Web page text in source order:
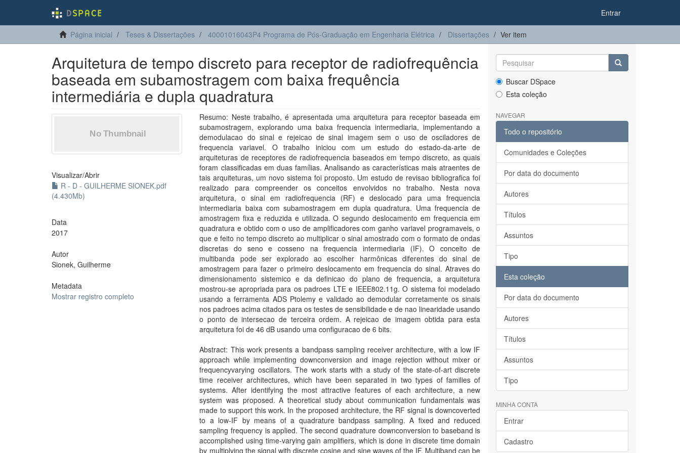
Entrar
Página inicial Teses & Dissertações 40001016043P4 Programa de Pós-Graduação em Engenharia Elétrica Dissertações Ver item
Arquitetura de tempo discreto para receptor de radiofrequência
baseada em subamostragem com baixa frequência
intermediária e dupla quadratura
Visualizar/Abrir
R - D - GUILHERME SIONEK.pdf
(4.430Mb)
Data
2017
Autor
Sionek, Guilherme
Metadata
Mostrar registro completo
Resumo: Neste trabalho, é apresentada uma arquitetura para receptor baseada em
subamostragem, explorando uma baixa frequencia intermediaria, implementando a
demodulacao do sinal e rejeicao de sinal imagem sem o uso de osciladores de
frequencia variavel. O trabalho iniciou com um estudo do estado-da-arte de
arquiteturas de receptores de radiofrequencia baseados em tempo discreto, as quais
foram classificadas em duas famílias. Analisando as características mais atraentes de
tais arquiteturas, um novo sistema foi proposto. Um estudo de revisao bibliografica foi
realizado para compreender os conceitos envolvidos no trabalho. Nesta nova
arquitetura, o sinal em radiofrequencia (RF) e deslocado para uma frequencia
intermediaria baixa com subamostragem em dupla quadratura. Uma frequencia de
amostragem fixa e reduzida e utilizada. O segundo deslocamento em frequencia em
quadratura e obtido com o uso de amplificadores com ganho variavel programaveis, o
que e feito no tempo discreto ao multiplicar o sinal amostrado com o formato de ondas
discretas do seno e cosseno na frequencia intermediaria (IF). O conceito de
multibanda pode ser explorado ao escolher harmônicas diferentes do sinal de
amostragem para fazer o primeiro deslocamento em frequencia do sinal. Atraves do
dimensionamento sistemico e da definicao do plano de frequencia, a arquitetura
mostrou-se apropriada para os padroes LTE e IEEE802.11g. O sistema foi modelado
usando a ferramenta ADS Ptolemy e validado ao demodular corretamente os sinais
nos padroes acima citados para os testes de sensibilidade e de nao linearidade usando
o ponto de intersecao de terceira ordem. A rejeicao de imagem obtida para esta
arquitetura foi de 46 dB usando uma configuracao de 6 bits.
Abstract: This work presents a bandpass sampling receiver architecture, with a low IF
approach while implementing downconversion and image rejection without mixer or
frequencyvarying oscillators. The work starts with a study of the state-of-art discrete
time receiver architectures, which have been separated in two types of families of
systems. After identifying the most attractive features of each architecture, a new
system was proposed. A theoretical study about communication fundamentals was
made to support this work. In the proposed architecture, the RF signal is downcoverted
to a low-IF by means of a quadrature bandpass sampling. A fixed and reduced
sampling frequency is applied. The second quadrature downconversion to baseband is
accomplished using time-varying gain amplifiers, which is done in discrete time domain
by multiplying the signal with discrete cosine and sine waves of the IF. Multiband can be
Buscar DSpace
Esta coleção
NAVEGAR
Todo o repositório
Comunidades e Coleções
Por data do documento
Autores
Títulos
Assuntos
Tipo
Esta coleção
Por data do documento
Autores
Títulos
Assuntos
Tipo
MINHA CONTA
Entrar
Cadastro